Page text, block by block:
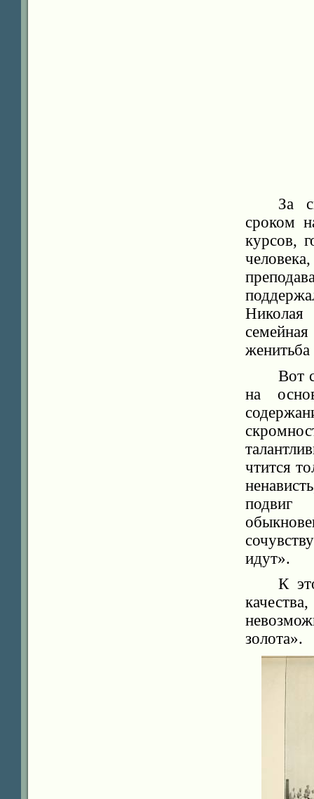
За
сроком
курсов,
Николая
женитьба
Вот
на
чтится
подвиг
идут».
К
золота».